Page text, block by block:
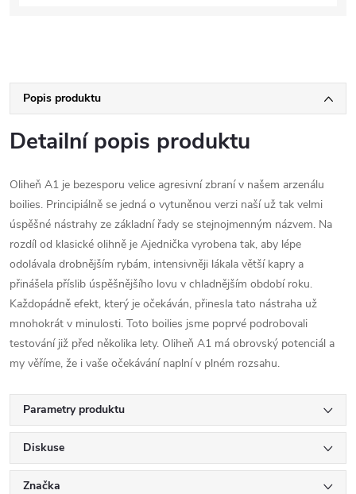
Popis produktu
Detailní popis produktu
Oliheň A1 je bezesporu velice agresivní zbraní v našem arzenálu
boilies. Principiálně se jedná o vytuněnou verzi naší už tak velmi
úspěšné nástrahy ze základní řady se stejnojmenným názvem. Na
rozdíl od klasické olihně je Ajednička vyrobena tak, aby lépe
odolávala drobnějším rybám, intensivněji lákala větší kapry a
přinášela příslib úspěšnějšího lovu v chladnějším období roku.
Každopádně efekt, který je očekáván, přinesla tato nástraha už
mnohokrát v minulosti. Toto boilies jsme poprvé podrobovali
testování již před několika lety. Oliheň A1 má obrovský potenciál a
my věříme, že i vaše očekávání naplní v plném rozsahu.
Parametry produktu
Diskuse
Značka